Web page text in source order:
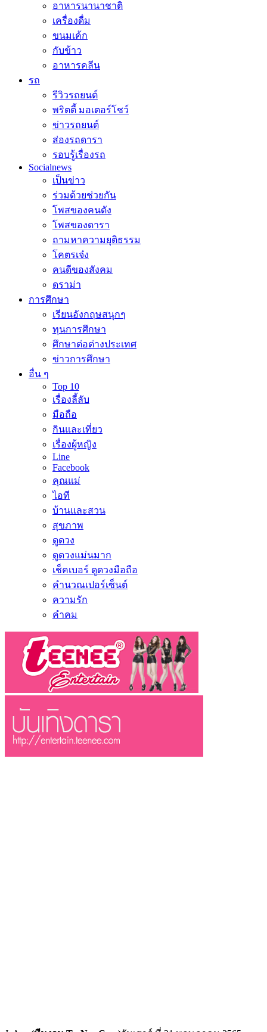
อาหารนานาชาติ
เครื่องดื่ม
ขนมเค้ก
กับข้าว
อาหารคลีน
รถ
รีวิวรถยนต์
พริตตี้ มอเตอร์โชว์
ข่าวรถยนต์
ส่องรถดารา
รอบรู้เรื่องรถ
Socialnews
เป็นข่าว
ร่วมด้วยช่วยกัน
โพสของคนดัง
โพสของดารา
ถามหาความยุติธรรม
โคตรเจ๋ง
คนดีของสังคม
ดราม่า
การศึกษา
เรียนอังกฤษสนุกๆ
ทุนการศึกษา
ศึกษาต่อต่างประเทศ
ข่าวการศึกษา
อื่น ๆ
Top 10
เรื่องลี้ลับ
มือถือ
กินและเที่ยว
เรื่องผู้หญิง
Line
Facebook
คุณแม่
ไอที
บ้านและสวน
สุขภาพ
ดูดวง
ดูดวงแม่นมาก
เช็คเบอร์ ดูดวงมือถือ
คำนวณเปอร์เซ็นต์
ความรัก
คำคม